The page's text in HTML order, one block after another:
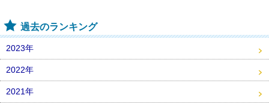
過去のランキング
2023年
2022年
2021年